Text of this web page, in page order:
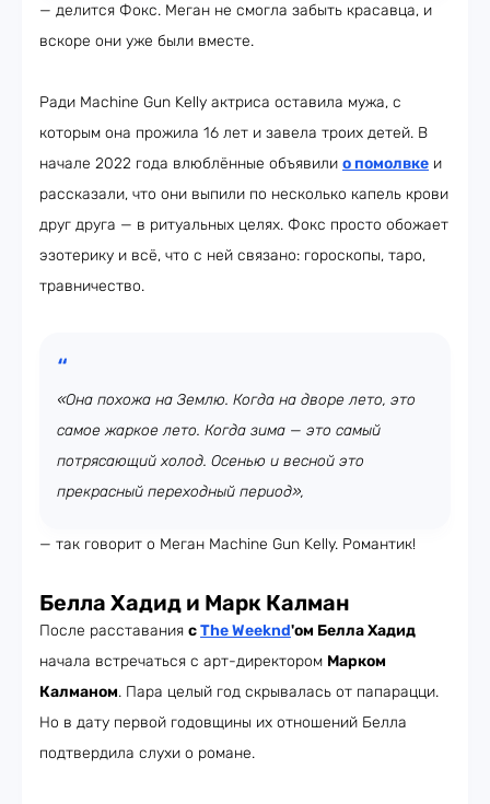
— делится Фокс. Меган не смогла забыть красавца, и
вскоре они уже были вместе.
Ради Machine Gun Kelly актриса оставила мужа, с
которым она прожила 16 лет и завела троих детей. В
начале 2022 года влюблённые объявили о помолвке и
рассказали, что они выпили по несколько капель крови
друг друга — в ритуальных целях. Фокс просто обожает
эзотерику и всё, что с ней связано: гороскопы, таро,
травничество.
«Она похожа на Землю. Когда на дворе лето, это
самое жаркое лето. Когда зима — это самый
потрясающий холод. Осенью и весной это
прекрасный переходный период»,
— так говорит о Меган Machine Gun Kelly. Романтик!
Белла Хадид и Марк Калман
После расставания сThe Weeknd'ом Белла Хадид
начала встречаться с арт-директором Марком
Калманом. Пара целый год скрывалась от папарацци.
Но в дату первой годовщины их отношений Белла
подтвердила слухи о романе.